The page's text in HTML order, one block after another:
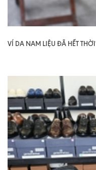
VÍ DA NAM LIỆU ĐÃ HẾT